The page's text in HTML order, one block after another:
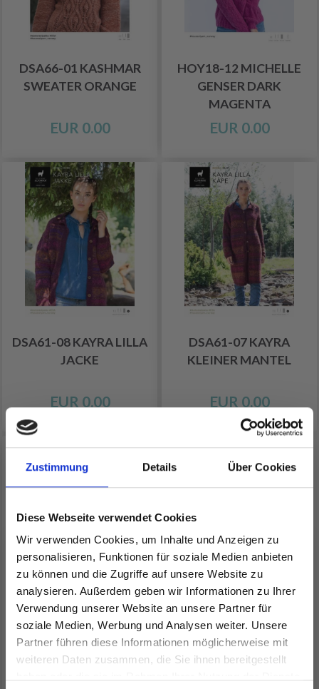
Zustimmung Details Über Cookies
Diese Webseite verwendet Cookies
Wir verwenden Cookies, um Inhalte und Anzeigen zu
personalisieren, Funktionen für soziale Medien anbieten
zu können und die Zugriffe auf unsere Website zu
analysieren. Außerdem geben wir Informationen zu Ihrer
Verwendung unserer Website an unsere Partner für
soziale Medien, Werbung und Analysen weiter. Unsere
Partner führen diese Informationen möglicherweise mit
weiteren Daten zusammen, die Sie ihnen bereitgestellt
DSA66-01 KASHMAR
SWEATER ORANGE
EUR 0.00
HOY18-12 MICHELLE
GENSER DARK
MAGENTA
EUR 0.00
DSA61-08 KAYRA LILLA
JACKE
EUR 0.00
DSA61-07 KAYRA
KLEINER MANTEL
EUR 0.00
DSA61-05 KAYRA-
COLA-MANTEL
EUR 0.00
Spare bis zu 50%